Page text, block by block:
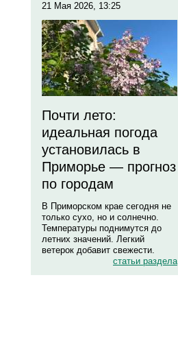
21 Мая 2026, 13:25
Почти лето:
идеальная погода
установилась в
Приморье — прогноз
по городам
В Приморском крае сегодня не
только сухо, но и солнечно.
Температуры поднимутся до
летних значений. Легкий
ветерок добавит свежести.
статьи раздела